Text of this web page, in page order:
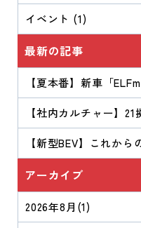
イベント (1)
最新の記事
【夏本番】新車「
「CONNECT Tシャツ
りました！
【社内カルチャー】
ク」をご紹介！
【新型BEV】これか
の『ELFmio（エルフ
アーカイブ
2026年8月 (1)